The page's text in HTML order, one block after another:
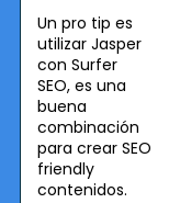
Un pro tip es
utilizar Jasper
con Surfer
SEO, es una
buena
combinación
para crear SEO
friendly
contenidos.